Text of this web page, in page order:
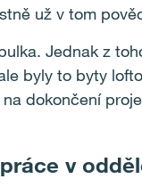
už v tom
Jednak z
byly to byty
dokončení
v